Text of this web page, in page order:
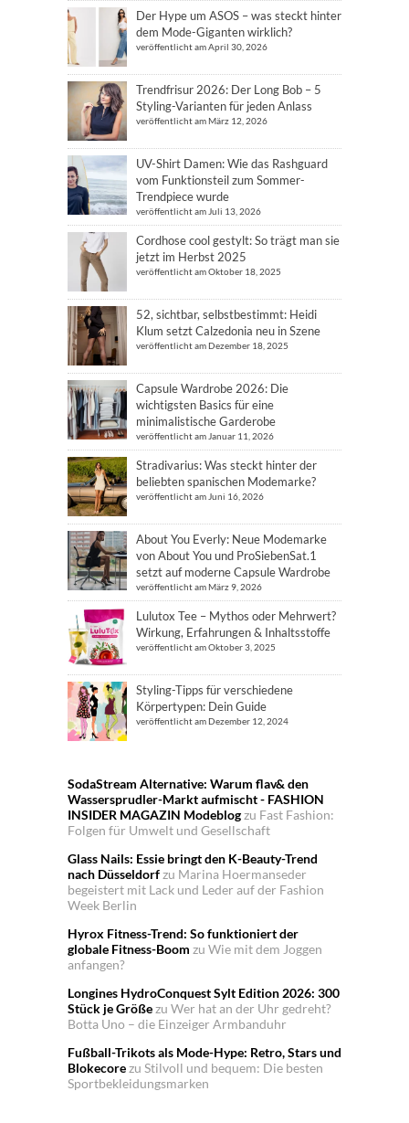
Der Hype um ASOS – was steckt hinter
dem Mode-Giganten wirklich?
veröffentlicht am April 30, 2026
Trendfrisur 2026: Der Long Bob – 5
Styling-Varianten für jeden Anlass
veröffentlicht am März 12, 2026
UV-Shirt Damen: Wie das Rashguard
vom Funktionsteil zum Sommer-
Trendpiece wurde
veröffentlicht am Juli 13, 2026
Cordhose cool gestylt: So trägt man sie
jetzt im Herbst 2025
veröffentlicht am Oktober 18, 2025
52, sichtbar, selbstbestimmt: Heidi
Klum setzt Calzedonia neu in Szene
veröffentlicht am Dezember 18, 2025
Capsule Wardrobe 2026: Die
wichtigsten Basics für eine
minimalistische Garderobe
veröffentlicht am Januar 11, 2026
Stradivarius: Was steckt hinter der
beliebten spanischen Modemarke?
veröffentlicht am Juni 16, 2026
About You Everly: Neue Modemarke
von About You und ProSiebenSat.1
setzt auf moderne Capsule Wardrobe
veröffentlicht am März 9, 2026
Lulutox Tee – Mythos oder Mehrwert?
Wirkung, Erfahrungen & Inhaltsstoffe
veröffentlicht am Oktober 3, 2025
Styling-Tipps für verschiedene
Körpertypen: Dein Guide
veröffentlicht am Dezember 12, 2024
SodaStream Alternative: Warum flav& den
Wassersprudler-Markt aufmischt - FASHION
INSIDER MAGAZIN Modeblogzu Fast Fashion:
Folgen für Umwelt und Gesellschaft
Glass Nails: Essie bringt den K-Beauty-Trend
nach Düsseldorfzu Marina Hoermanseder
begeistert mit Lack und Leder auf der Fashion
Week Berlin
Hyrox Fitness-Trend: So funktioniert der
globale Fitness-Boom zu Wie mit dem Joggen
anfangen?
Longines HydroConquest Sylt Edition 2026: 300
Stück je Größezu Wer hat an der Uhr gedreht?
Botta Uno – die Einzeiger Armbanduhr
Fußball-Trikots als Mode-Hype: Retro, Stars und
Blokecorezu Stilvoll und bequem: Die besten
Sportbekleidungsmarken